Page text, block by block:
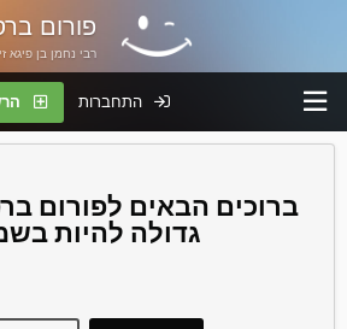
פורום
רבי נחמן בן פיגא
התחברות
פורום
גדולה להיות